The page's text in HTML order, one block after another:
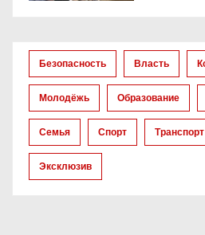
з
а
п
и
с
Безопасность Власть
Молодёжь Образование
Семья Спорт Транспорт
Эксклюзив